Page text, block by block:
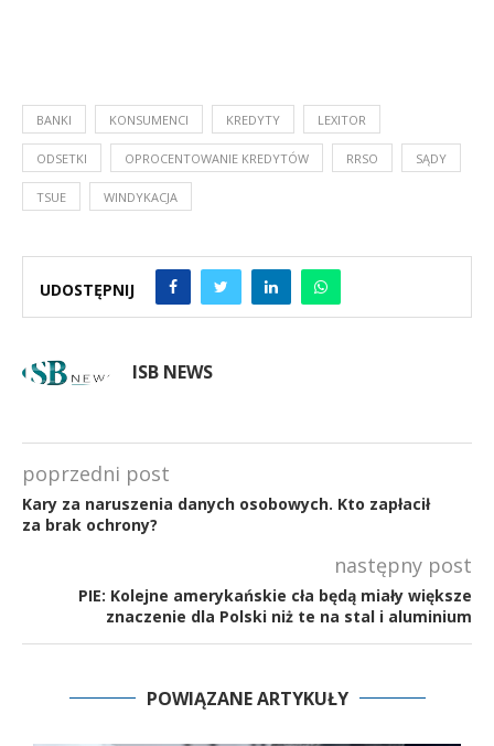
BANKI KONSUMENCI KREDYTY LEXITOR
ODSETKI OPROCENTOWANIE KREDYTÓW RRSO SĄDY
TSUE WINDYKACJA
UDOSTĘPNIJ
ISB NEWS
poprzedni post
Kary za naruszenia danych osobowych. Kto zapłacił
za brak ochrony?
następny post
PIE: Kolejne amerykańskie cła będą miały większe
znaczenie dla Polski niż te na stal i aluminium
POWIĄZANE ARTYKUŁY